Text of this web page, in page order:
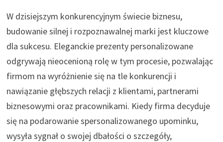
W dzisiejszym konkurencyjnym świecie biznesu,
budowanie silnej i rozpoznawalnej marki jest kluczowe
dla sukcesu. Eleganckie prezenty personalizowane
odgrywają nieocenioną rolę w tym procesie, pozwalając
firmom na wyróżnienie się na tle konkurencji i
nawiązanie głębszych relacji z klientami, partnerami
biznesowymi oraz pracownikami. Kiedy firma decyduje
się na podarowanie spersonalizowanego upominku,
wysyła sygnał o swojej dbałości o szczegóły,